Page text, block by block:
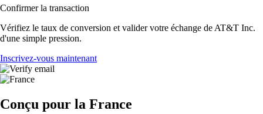
Confirmer la transaction
Vérifiez le taux de conversion et valider votre échange de AT&T Inc.
d'une simple pression.
Inscrivez-vous maintenant
Conçu pour la France